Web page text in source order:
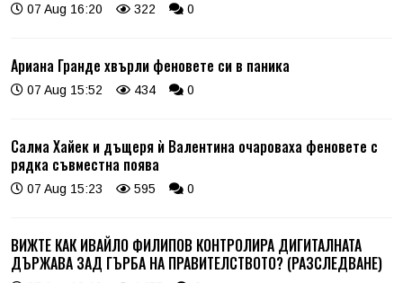
07 Aug 16:20 322 0
Ариана Гранде хвърли феновете си в паника
07 Aug 15:52 434 0
Салма Хайек и дъщеря ѝ Валентина очароваха феновете с
рядка съвместна поява
07 Aug 15:23 595 0
ВИЖТЕ КАК ИВАЙЛО ФИЛИПОВ КОНТРОЛИРА ДИГИТАЛНАТА
ДЪРЖАВА ЗАД ГЪРБА НА ПРАВИТЕЛСТВОТО? (РАЗСЛЕДВАНЕ)